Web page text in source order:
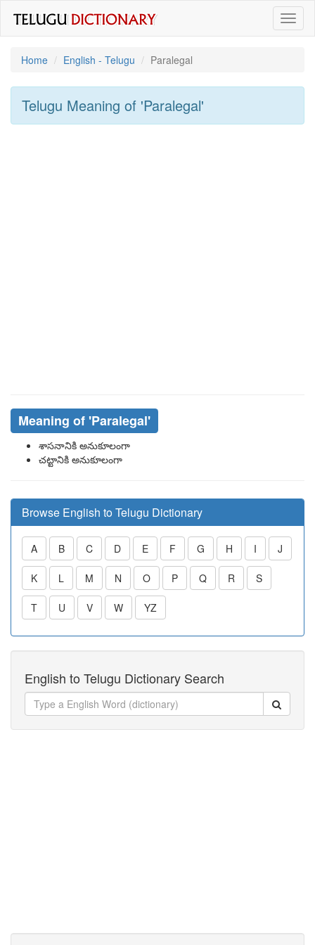
Home
English - Telugu Paralegal
Telugu Meaning of 'paralegal'
Meaning of 'paralegal'
శాసనానికి అనుకూలంగా
చట్టానికి అనుకూలంగా
Browse English to Telugu Dictionary
A B C D E F G H I J
K L M N O P Q R S
T U V W YZ
English to Telugu Dictionary Search